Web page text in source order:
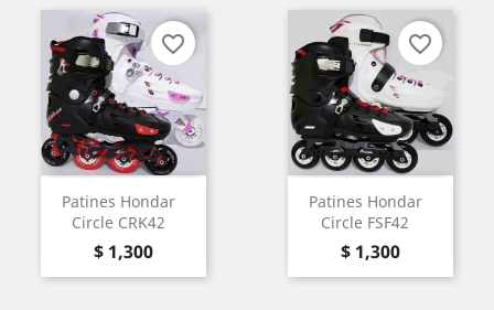
Patines Hondar
Circle CRK42
Precio
$ 1,300
favorite_border
Patines Hondar
Circle FSF42
Precio
$ 1,300
favorite_border